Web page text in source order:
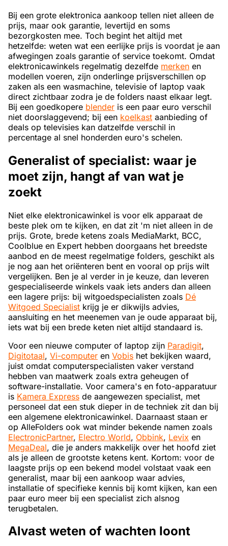
Bij een grote elektronica aankoop tellen niet alleen de
prijs, maar ook garantie, levertijd en soms
bezorgkosten mee. Toch begint het altijd met
hetzelfde: weten wat een eerlijke prijs is voordat je aan
afwegingen zoals garantie of service toekomt. Omdat
elektronicawinkels regelmatig dezelfde merken en
modellen voeren, zijn onderlinge prijsverschillen op
zaken als een wasmachine, televisie of laptop vaak
direct zichtbaar zodra je de folders naast elkaar legt.
Bij een goedkopere blender is een paar euro verschil
niet doorslaggevend; bij een koelkast aanbieding of
deals op televisies kan datzelfde verschil in
percentage al snel honderden euro's schelen.
Generalist of specialist: waar je
moet zijn, hangt af van wat je
zoekt
Niet elke elektronicawinkel is voor elk apparaat de
beste plek om te kijken, en dat zit 'm niet alleen in de
prijs. Grote, brede ketens zoals MediaMarkt, BCC,
Coolblue en Expert hebben doorgaans het breedste
aanbod en de meest regelmatige folders, geschikt als
je nog aan het oriënteren bent en vooral op prijs wilt
vergelijken. Ben je al verder in je keuze, dan leveren
gespecialiseerde winkels vaak iets anders dan alleen
een lagere prijs: bij witgoedspecialisten zoals Dé
Witgoed Specialist krijg je er dikwijls advies,
aansluiting en het meenemen van je oude apparaat bij,
iets wat bij een brede keten niet altijd standaard is.
Voor een nieuwe computer of laptop zijn Paradigit,
Digitotaal, Vi-computer en Vobis het bekijken waard,
juist omdat computerspecialisten vaker verstand
hebben van maatwerk zoals extra geheugen of
software-installatie. Voor camera's en foto-apparatuur
is Kamera Express de aangewezen specialist, met
personeel dat een stuk dieper in de techniek zit dan bij
een algemene elektronicawinkel. Daarnaast staan er
op AlleFolders ook wat minder bekende namen zoals
ElectronicPartner, Electro World, Obbink, Levix en
MegaDeal, die je anders makkelijk over het hoofd ziet
als je alleen de grootste ketens kent. Kortom: voor de
laagste prijs op een bekend model volstaat vaak een
generalist, maar bij een aankoop waar advies,
installatie of specifieke kennis bij komt kijken, kan een
paar euro meer bij een specialist zich alsnog
terugbetalen.
Alvast weten of wachten loont